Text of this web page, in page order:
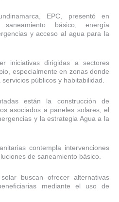
EPC, presentó en
básico, energía
y acceso al agua para la
iniciativas dirigidas a sectores
especialmente en zonas donde
públicos y habitabilidad.
están la construcción de
asociados a paneles solares, el
y la estrategia Agua a la
contempla intervenciones
de saneamiento básico.
buscan ofrecer alternativas
mediante el uso de